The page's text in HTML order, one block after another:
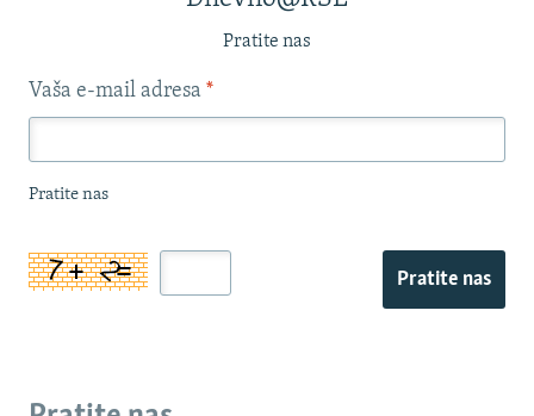
Pratite nas
Vaša e-mail adresa *
Pratite nas
Pratite nas